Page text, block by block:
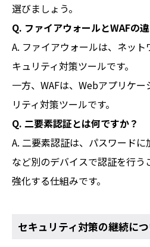
選びましょう。
Q. ファイアウォールとWAFの
A. ファイアウォールは、ネッ
キュリティ対策ツールです。
一方、WAFは、Webアプリケ
リティ対策ツールです。
Q. 二要素認証とは何ですか？
A. 二要素認証は、パスワード
など別のデバイスで認証を行う
強化する仕組みです。
セキュリティ対策の継続に